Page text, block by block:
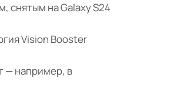
снятым на Galaxy S24
Vision Booster
— например, в